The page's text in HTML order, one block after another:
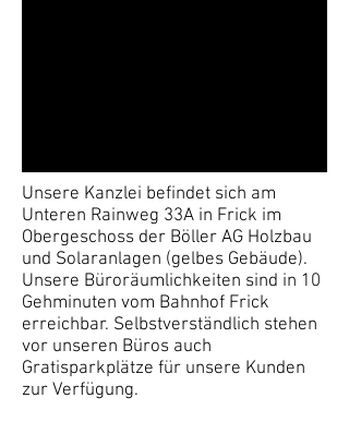
Unsere Kanzlei befindet sich am
Unteren Rainweg 33A in Frick im
Obergeschoss der Böller AG Holzbau
und Solaranlagen (gelbes Gebäude).
Unsere Büroräumlichkeiten sind in 10
Gehminuten vom Bahnhof Frick
erreichbar. Selbstverständlich stehen
vor unseren Büros auch
Gratisparkplätze für unsere Kunden
zur Verfügung.